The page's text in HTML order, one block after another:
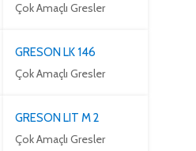
Çok Amaçlı Gresler
GRESON LK 146
Çok Amaçlı Gresler
GRESON LIT M 2
Çok Amaçlı Gresler